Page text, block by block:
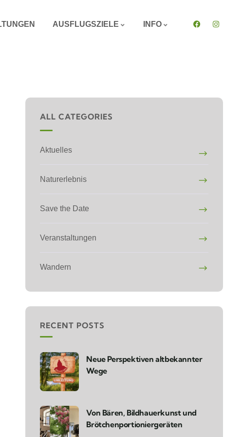
AUSFLUGSZIELE INFO
ALL CATEGORIES
Aktuelles
Naturerlebnis
Save the Date
Veranstaltungen
Wandern
RECENT POSTS
Neue Perspektiven altbekannter
Wege
Von Bären, Bildhauerkunst und
Brötchenportioniergeräten